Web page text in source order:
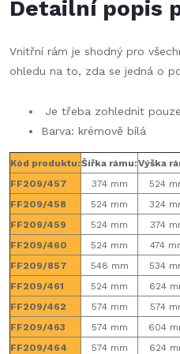
Detailní popis
Vnitřní rám je shodný pro
ohledu na to, zda se jedná o
Je třeba zohlednit
Barva: krémově bílá
Kód produktu:Šířka rámu:Výška
FF209/457
374 mm 524
FF209/458
524 mm 324
FF209/459
524 mm 374
FF209/460
524 mm 474
FF209/857
548 mm 534
FF209/461
524 mm 624
FF209/462
574 mm 574
FF209/463
574 mm 604
FF209/464
574 mm 624